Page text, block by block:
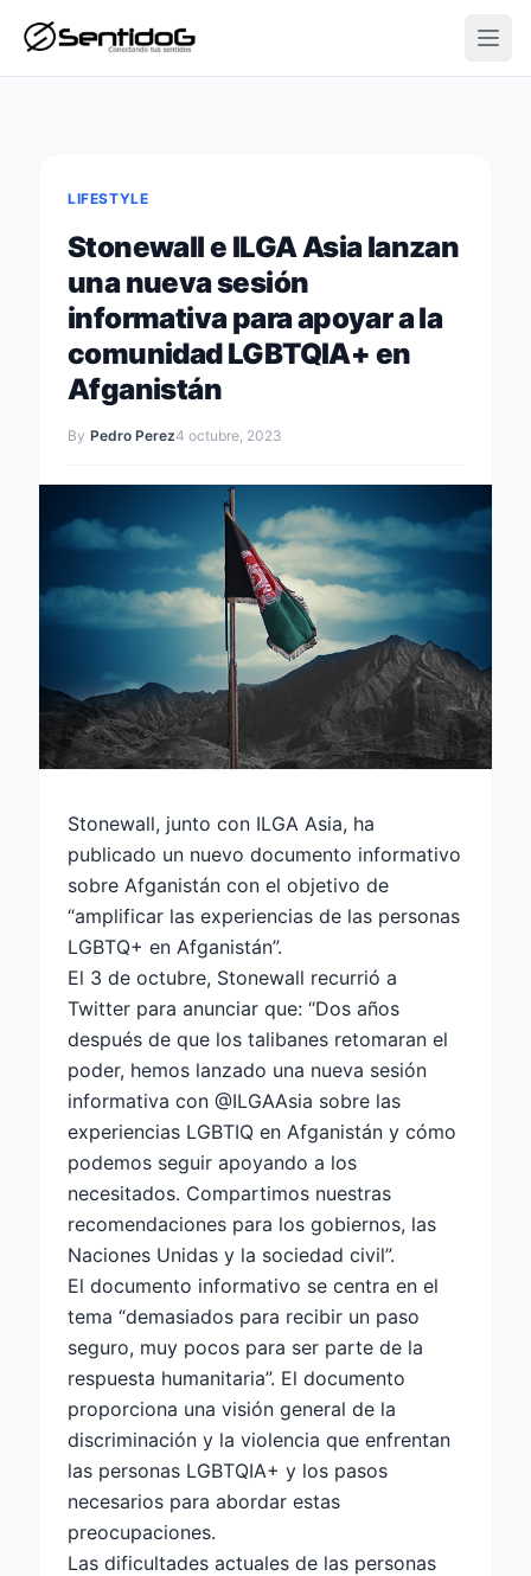
LIFESTYLE
Stonewall e ILGA Asia lanzan
una nueva sesión
informativa para apoyar a la
comunidad LGBTQIA+ en
Afganistán
By Pedro Perez4 octubre, 2023
Stonewall, junto con ILGA Asia, ha
publicado un nuevo documento informativo
sobre Afganistán con el objetivo de
“amplificar las experiencias de las personas
LGBTQ+ en Afganistán”.
El 3 de octubre, Stonewall recurrió a
Twitter para anunciar que: “Dos años
después de que los talibanes retomaran el
poder, hemos lanzado una nueva sesión
informativa con @ILGAAsia sobre las
experiencias LGBTIQ en Afganistán y cómo
podemos seguir apoyando a los
necesitados. Compartimos nuestras
recomendaciones para los gobiernos, las
Naciones Unidas y la sociedad civil”.
El documento informativo se centra en el
tema “demasiados para recibir un paso
seguro, muy pocos para ser parte de la
respuesta humanitaria”. El documento
proporciona una visión general de la
discriminación y la violencia que enfrentan
las personas LGBTQIA+ y los pasos
necesarios para abordar estas
preocupaciones.
Las dificultades actuales de las personas